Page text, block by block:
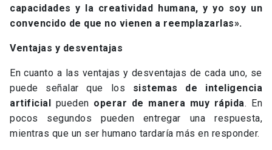
capacidades y la creatividad humana, y yo soy un
convencido de que no vienen a reemplazarlas».
Ventajas y desventajas
En cuanto a las ventajas y desventajas de cada uno, se
puede señalar que los sistemas de inteligencia
artificial pueden operar de manera muy rápida. En
pocos segundos pueden entregar una respuesta,
mientras que un ser humano tardaría más en responder.